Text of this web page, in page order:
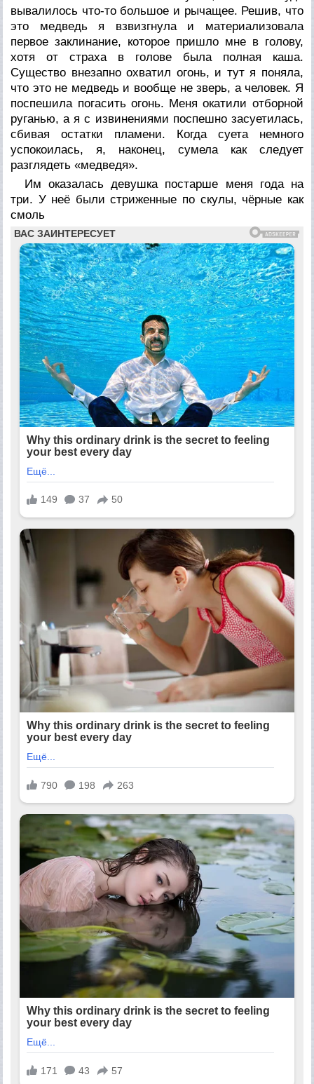
вывалилось что-то большое и рычащее. Решив, что
это медведь я взвизгнула и материализовала
первое заклинание, которое пришло мне в голову,
хотя от страха в голове была полная каша.
Существо внезапно охватил огонь, и тут я поняла,
что это не медведь и вообще не зверь, а человек. Я
поспешила погасить огонь. Меня окатили отборной
руганью, а я с извинениями поспешно засуетилась,
сбивая остатки пламени. Когда суета немного
успокоилась, я, наконец, сумела как следует
разглядеть «медведя».
Им оказалась девушка постарше меня года на
три. У неё были стриженные по скулы, чёрные как
смоль